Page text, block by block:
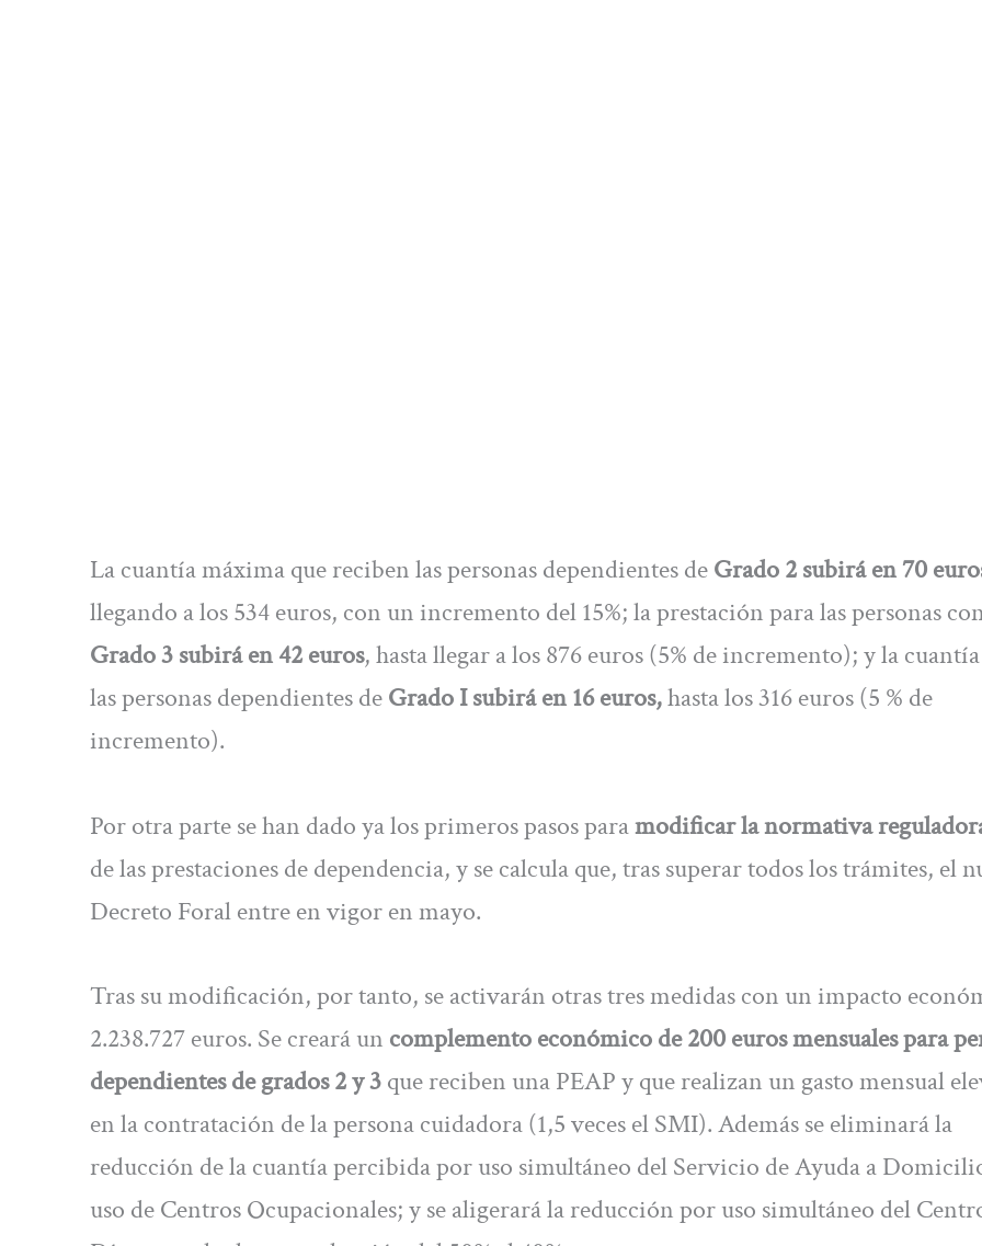
La cuantía máxima que reciben las personas dependientes deGrado 2 subirá en 70
llegando a los 534 euros, con un incremento del 15%; la prestación para las personas
Grado 3 subirá en 42 euros, hasta llegar a los 876 euros (5% de incremento); y la
las personas dependientes deGrado I subirá en 16 euros,hasta los 316 euros (5 % de
incremento).
Por otra parte se han dado ya los primeros pasos paramodificar la normativa
de las prestaciones de dependencia, y se calcula que, tras superar todos los trámites, el
Decreto Foral entre en vigor en mayo.
Tras su modificación, por tanto, se activarán otras tres medidas con un impacto
2.238.727 euros. Se creará un complemento económico de 200 euros mensuales para
dependientes de grados 2 y 3que reciben una PEAP y que realizan un gasto mensual
en la contratación de la persona cuidadora (1,5 veces el SMI). Además se eliminará la
reducción de la cuantía percibida por uso simultáneo del Servicio de Ayuda a
uso de Centros Ocupacionales; y se aligerará la reducción por uso simultáneo del